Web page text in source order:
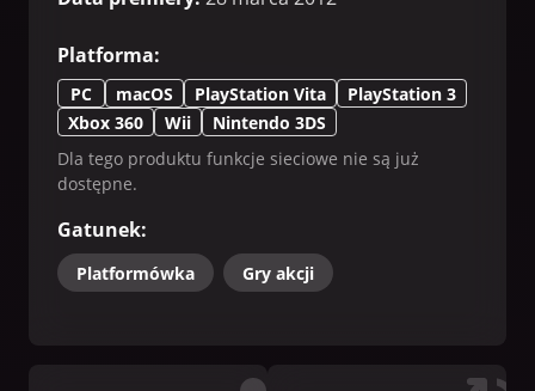
heroes will need to restore peace to the Glade
bad dream.
Platforma:
PC macOS PlayStation Vita
PlayStation 3
Xbox 360
Wii
Nintendo 3DS
Dla tego produktu funkcje sieciowe nie są już
dostępne.
Gatunek:
Platformówka Gry akcji